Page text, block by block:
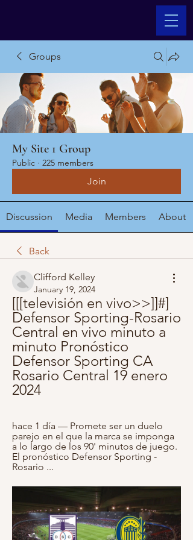
Groups
My Site 1 Group
Public · 225 members
Join
Discussion Media Members About
Back
Clifford Kelley
January 19, 2024
[[[televisión en vivo>>]]#]
Defensor Sporting-Rosario
Central en vivo minuto a
minuto Pronóstico
Defensor Sporting CA
Rosario Central 19 enero
2024
hace 1 día — Promete ser un duelo
parejo en el que la marca se imponga
a lo largo de los 90' minutos de juego.
El pronóstico Defensor Sporting -
Rosario ...